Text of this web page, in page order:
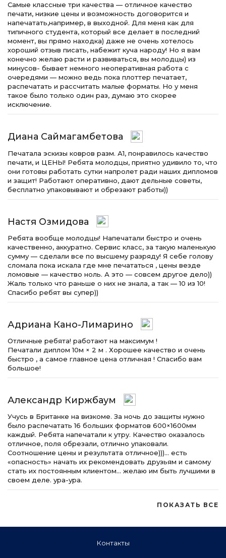
Самые классные три качества — отличное качество
печати, низкие цены и возможность договорится и
напечатать,например, в выходной. Для меня как для
типичного студента, который все делает в последний
момент, вы прямо находка) даже не очень хотелось
хороший отзыв писать, набежит куча народу! Но я вам
конечно желаю расти и развиваться, вы молодцы) из
минусов- бывает немного неоперативная работа с
очередями — можно ведь пока плоттер печатает,
распечатать и рассчитать малые форматы. Но у меня
такое было только один раз, думаю это скорее
исключение.
Диана Саймагамбетова
Печатала эскизы ковров разм. А1, понравилось качество
печати, и ЦЕНЫ! Ребята молодцы, приятно удивило то, что
они готовы работать сутки напролет ради наших дипломов
и защит! Работают оперативно, дают дельные советы,
бесплатно упаковывают и обрезают работы))
Настя Озмидова
Ребята вообще молодцы! Напечатали быстро и очень
качественно, аккуратно. Сервис класс, за такую маленькую
сумму — сделали все по высшему разряду! Я себе голову
сломала пока искала где мне печататься , цены везде
ломовые — качество ноль. А это — совсем другое дело))
Жаль только что раньше о них не знала, а так — 10 из 10!
Спасибо ребят вы супер))
Адриана Кано-Лимарино
Отличные ребята! работают на максимум !
Печатали диплом 10м × 2 м . Хорошее качество и очень
быстро , а самое главное цена отличная ! Спасибо вам
большое!
Александр Киржбаум
Учусь в Британке на визкоме. За ночь до защиты нужно
было распечатать 16 больших форматов 600×1600мм
каждый. Ребята напечатали к утру. Качество оказалось
отличное, поля обрезали, отлично упаковали.
Соотношение цены и результата отличное)))… есть
«опасность» начать их рекомендовать друзьям и самому
стать их постоянным клиентом… желаю им быть лучшими в
своем деле. ура-ура.
ПОКАЗАТЬ ВСЕ
Контакты